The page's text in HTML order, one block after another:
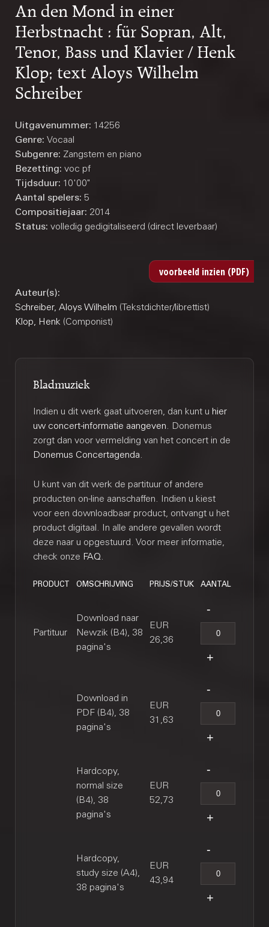
An den Mond in einer
Herbstnacht : für Sopran, Alt,
Tenor, Bass und Klavier / Henk
Klop; text Aloys Wilhelm
Schreiber
Uitgavenummer: 14256
Genre: Vocaal
Subgenre: Zangstem en piano
Bezetting: voc pf
Tijdsduur: 10'00"
Aantal spelers: 5
Compositiejaar: 2014
Status: volledig gedigitaliseerd (direct leverbaar)
Auteur(s):
Schreiber, Aloys Wilhelm (Tekstdichter/librettist)
Klop, Henk (Componist)
Bladmuziek
Indien u dit werk gaat uitvoeren, dan kunt u hier
uw concert-informatie aangeven. Donemus
zorgt dan voor vermelding van het concert in de
Donemus Concertagenda.
U kunt van dit werk de partituur of andere
producten on-line aanschaffen. Indien u kiest
voor een downloadbaar product, ontvangt u het
product digitaal. In alle andere gevallen wordt
deze naar u opgestuurd. Voor meer informatie,
check onze FAQ.
PRODUCT OMSCHRIJVING PRIJS/STUK AANTAL
Partituur
Download naar
Newzik (B4), 38
pagina's
EUR
26,36
Download in
PDF (B4), 38
pagina's
EUR
31,63
Hardcopy,
normal size
(B4), 38
pagina's
EUR
52,73
Hardcopy,
study size (A4),
38 pagina's
EUR
43,94